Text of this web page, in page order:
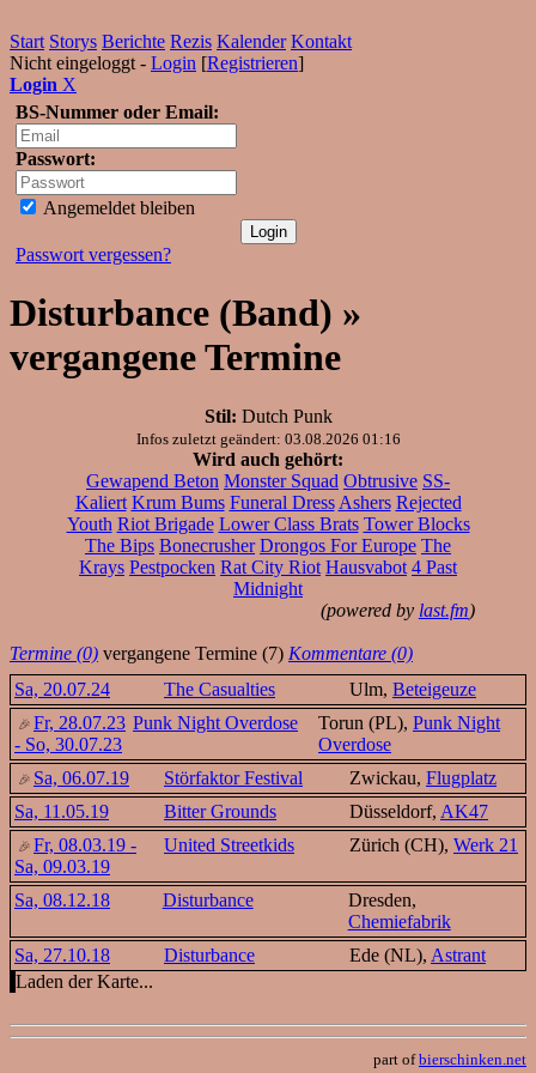
Start Storys Berichte Rezis Kalender Kontakt
Nicht eingeloggt - Login [Registrieren]
Login X
BS-Nummer oder Email:
Passwort:
Angemeldet bleiben
Passwort vergessen?
Disturbance (Band) »
vergangene Termine
Stil: Dutch Punk
Infos zuletzt geändert: 03.08.2026 01:16
Wird auch gehört:
Gewapend Beton Monster Squad Obtrusive SS-
Kaliert Krum Bums Funeral Dress Ashers Rejected
Youth Riot Brigade Lower Class Brats Tower Blocks
The Bips Bonecrusher Drongos For Europe The
Krays Pestpocken Rat City Riot Hausvabot 4 Past
Midnight
(powered by last.fm)
Termine (0) vergangene Termine (7) Kommentare (0)
Sa, 20.07.24
The Casualties Ulm, Beteigeuze
Fr, 28.07.23
- So, 30.07.23
Punk Night Overdose Torun (PL), Punk Night
Overdose
Sa, 06.07.19
Störfaktor Festival Zwickau, Flugplatz
Sa, 11.05.19
Bitter Grounds Düsseldorf, AK47
Fr, 08.03.19 -
Sa, 09.03.19
United Streetkids Zürich (CH), Werk 21
Sa, 08.12.18 Disturbance
Dresden,
Chemiefabrik
Sa, 27.10.18
Disturbance Ede (NL), Astrant
Laden der Karte...
part ofbierschinken.net